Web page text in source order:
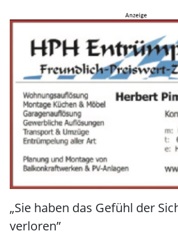
„Sie haben das Gefühl der
verloren”